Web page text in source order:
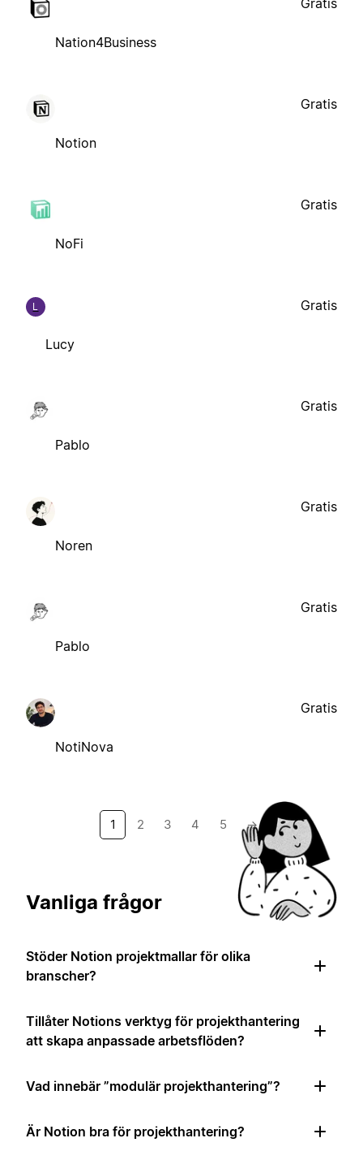
Nation4Business
Notion
Gratis
NoFi
Gratis
L
Lucy
Gratis
Pablo
Gratis
Noren
Gratis
Pablo
Gratis
NotiNova
Gratis
1 2 3 4 5 →
Vanliga frågor
Stöder Notion projektmallar för olika
branscher?
Tillåter Notions verktyg för projekthantering
att skapa anpassade arbetsflöden?
Vad innebär ”modulär projekthantering”?
Är Notion bra för projekthantering?